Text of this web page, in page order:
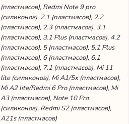
(пластмасов), Redmi Note 9 pro
(силиконов), 2.1 (пластмасов), 2.2
(пластмасов), 2.3 (пластмасов), 3.1
(пластмасов), 3.1 Plus (пластмасов), 4.2
(пластмасов), 5 (пластмасов), 5.1 Plus
(пластмасов), 6 (пластмасов), 6.1
(пластмасов), 7.1 (пластмасов), Mi 11
lite (силиконов), Mi A1/5x (пластмасов),
Mi A2 lite/Redmi 6 Pro (пластмасов), Mi
A3 (пластмасов), Note 10 Pro
(силиконов), Redmi S2 (пластмасов),
A21s (пластмасов)